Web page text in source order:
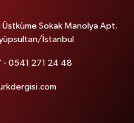
Sokak Manolya Apt.
İstanbul
- 0541 271 24 48